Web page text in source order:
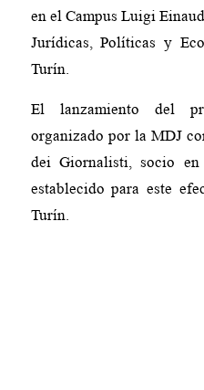
en el Campus Luigi
Jurídicas, Políticas y
Turín.
El lanzamiento del
organizado por la MDJ
dei Giornalisti, socio
establecido para este
Turín.